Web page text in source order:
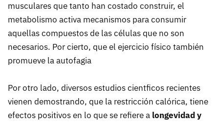
musculares que tanto han costado construir, el
metabolismo activa mecanismos para consumir
aquellas compuestos de las células que no son
necesarios. Por cierto, que el ejercicio físico también
promueve la autofagia
Por otro lado, diversos estudios cientficos recientes
vienen demostrando, que la restricción calórica, tiene
efectos positivos en lo que se refiere a longevidad y